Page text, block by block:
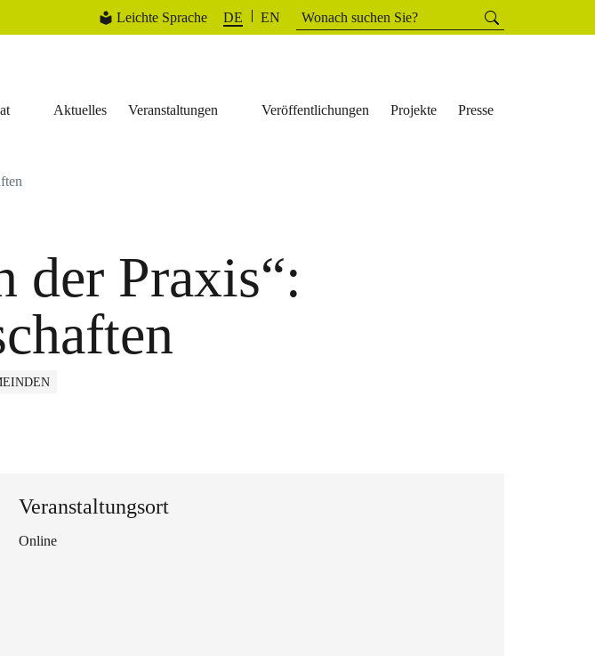
Suchen
nach:
Suchen
DE EN
Leichte Sprache
Aktuelles Veranstaltungen Veröffentlichungen Projekte Presse
der Praxis“:
Veranstaltungsort
Online